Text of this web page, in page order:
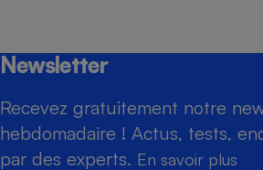
Newsletter
Recevez gratuitement notre
hebdomadaire ! Actus, tests,
par des experts. En savoir plus